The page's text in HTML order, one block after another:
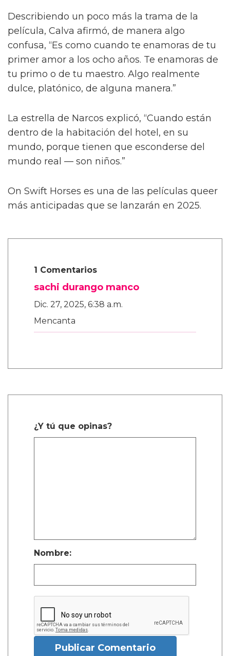
Describiendo un poco más la trama de la
película, Calva afirmó, de manera algo
confusa, “Es como cuando te enamoras de tu
primer amor a los ocho años. Te enamoras de
tu primo o de tu maestro. Algo realmente
dulce, platónico, de alguna manera.”
La estrella de Narcos explicó, “Cuando están
dentro de la habitación del hotel, en su
mundo, porque tienen que esconderse del
mundo real — son niños.”
On Swift Horses es una de las películas queer
más anticipadas que se lanzarán en 2025.
1 Comentarios
sachi durango manco
Dic. 27, 2025, 6:38 a.m.
Mencanta
¿Y tú que opinas?
Nombre:
Publicar Comentario